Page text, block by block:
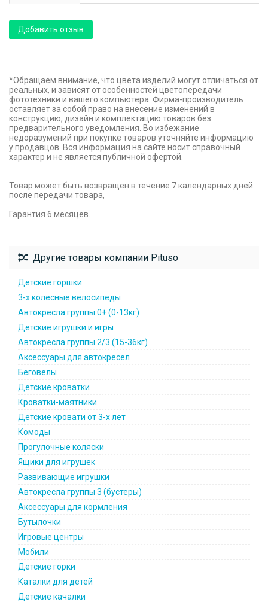
Добавить отзыв
*Обращаем внимание, что цвета изделий могут отличаться от
реальных, и зависят от особенностей цветопередачи
фототехники и вашего компьютера. Фирма-производитель
оставляет за собой право на внесение изменений в
конструкцию, дизайн и комплектацию товаров без
предварительного уведомления. Во избежание
недоразумений при покупке товаров уточняйте информацию
у продавцов. Вся информация на сайте носит справочный
характер и не является публичной офертой.
Товар может быть возвращен в течение 7 календарных дней
после передачи товара,
Гарантия 6 месяцев.
Другие товары компании Pituso
Детские горшки
3-х колесные велосипеды
Автокресла группы 0+ (0-13кг)
Детские игрушки и игры
Автокресла группы 2/3 (15-36кг)
Аксессуары для автокресел
Беговелы
Детские кроватки
Кроватки-маятники
Детские кровати от 3-х лет
Комоды
Прогулочные коляски
Ящики для игрушек
Развивающие игрушки
Автокресла группы 3 (бустеры)
Аксессуары для кормления
Бутылочки
Игровые центры
Мобили
Детские горки
Каталки для детей
Детские качалки